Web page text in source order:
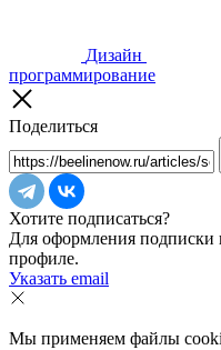
Дизайн
программирование
Поделиться
Хотите подписаться?
Для оформления подписки
профиле.
Указать email
Мы применяем файлы